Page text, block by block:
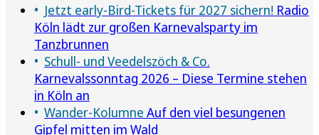
Jetzt early-Bird-Tickets für 2027 sichern! Radio
Köln lädt zur großen Karnevalsparty im
Tanzbrunnen
Schull- und Veedelszöch & Co.
Karnevalssonntag 2026 – Diese Termine stehen
in Köln an
Wander-Kolumne Auf den viel besungenen
Gipfel mitten im Wald